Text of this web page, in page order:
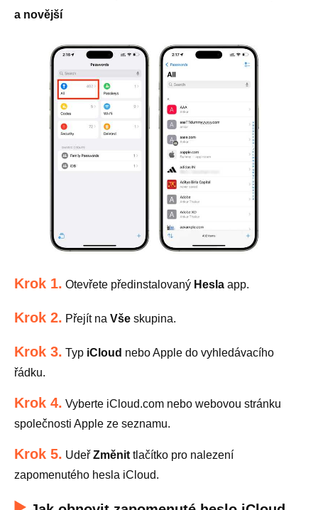
a novější
Krok 1. Otevřete předinstalovaný Hesla app.
Krok 2. Přejít na Vše skupina.
Krok 3. Typ iCloud nebo Apple do vyhledávacího
řádku.
Krok 4. Vyberte iCloud.com nebo webovou stránku
společnosti Apple ze seznamu.
Krok 5. Udeř Změnit tlačítko pro nalezení
zapomenutého hesla iCloud.